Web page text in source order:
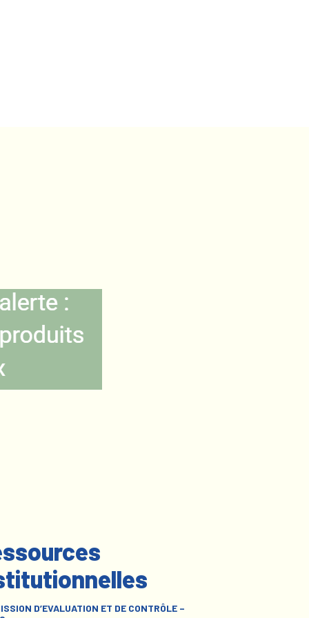
D’EVALUATION ET DE CONTRÔLE –